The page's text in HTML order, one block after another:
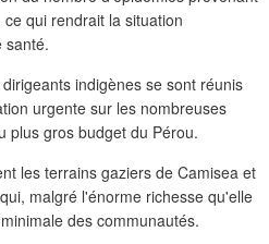
qui rendrait la situation
santé.
indigènes se sont réunis
urgente sur les nombreuses
plus gros budget du Pérou.
les terrains gaziers de Camisea et
malgré l'énorme richesse qu'elle
des communautés.